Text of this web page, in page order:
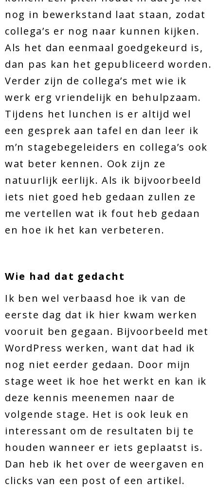
nog in bewerkstand laat staan, zodat
collega’s er nog naar kunnen kijken.
Als het dan eenmaal goedgekeurd is,
dan pas kan het gepubliceerd worden.
Verder zijn de collega’s met wie ik
werk erg vriendelijk en behulpzaam.
Tijdens het lunchen is er altijd wel
een gesprek aan tafel en dan leer ik
m’n stagebegeleiders en collega’s ook
wat beter kennen. Ook zijn ze
natuurlijk eerlijk. Als ik bijvoorbeeld
iets niet goed heb gedaan zullen ze
me vertellen wat ik fout heb gedaan
en hoe ik het kan verbeteren.
Wie had dat gedacht
Ik ben wel verbaasd hoe ik van de
eerste dag dat ik hier kwam werken
vooruit ben gegaan. Bijvoorbeeld met
WordPress werken, want dat had ik
nog niet eerder gedaan. Door mijn
stage weet ik hoe het werkt en kan ik
deze kennis meenemen naar de
volgende stage. Het is ook leuk en
interessant om de resultaten bij te
houden wanneer er iets geplaatst is.
Dan heb ik het over de weergaven en
clicks van een post of een artikel.